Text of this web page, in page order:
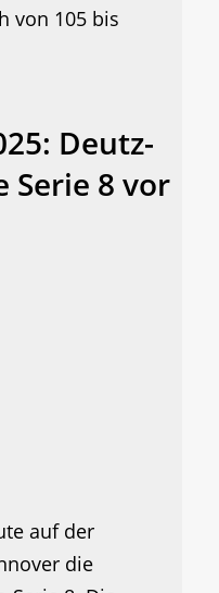
von 105 bis
Deutz-
Serie 8 vor
auf der
die